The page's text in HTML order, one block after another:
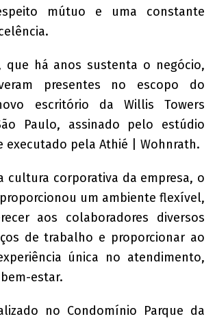
mútuo e uma constante
que há anos sustenta o negócio,
presentes no escopo do
escritório da Willis Towers
Paulo, assinado pelo estúdio
executado pela Athié | Wohnrath.
cultura corporativa da empresa, o
um ambiente flexível,
aos colaboradores diversos
de trabalho e proporcionar ao
única no atendimento,
estar.
no Condomínio Parque da